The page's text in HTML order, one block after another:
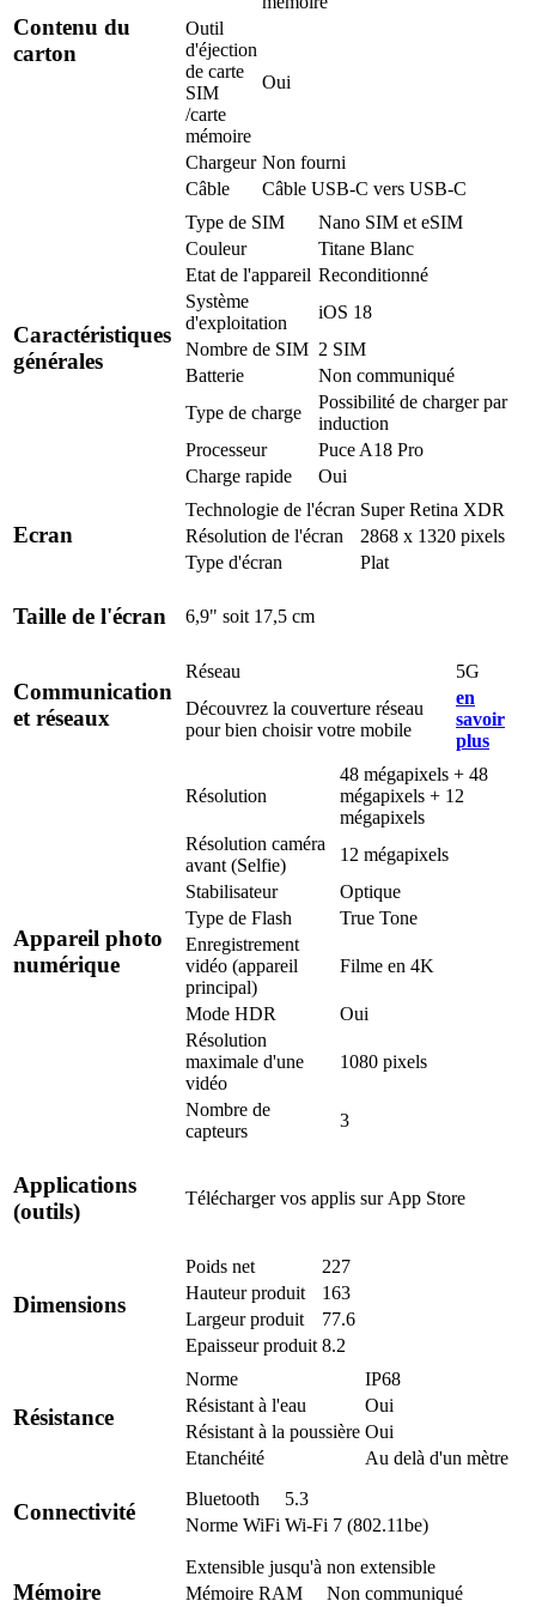
Contenu du
carton
Outil
d'éjection
de carte
SIM
/carte
mémoire
Oui
Chargeur Non fourni
Câble
Câble USB-C vers USB-C
Caractéristiques
générales
Type de SIM
Nano SIM et eSIM
Couleur
Titane Blanc
Etat de l'appareil Reconditionné
Système
d'exploitation
iOS 18
Nombre de SIM 2 SIM
Batterie
Non communiqué
Type de charge
Possibilité de charger par
induction
Processeur
Puce A18 Pro
Charge rapide
Oui
Ecran
Technologie de l'écran Super Retina XDR
Résolution de l'écran
2868 x 1320 pixels
Type d'écran
Plat
Taille de l'écran 6,9" soit 17,5 cm
Communication
et réseaux
Réseau
5G
Découvrez la couverture réseau
pour bien choisir votre mobile
en
savoir
plus
Appareil photo
numérique
Résolution
48 mégapixels + 48
mégapixels + 12
mégapixels
Résolution caméra
avant (Selfie)
12 mégapixels
Stabilisateur
Optique
Type de Flash
True Tone
Enregistrement
vidéo (appareil
principal)
Filme en 4K
Mode HDR
Oui
Résolution
maximale d'une
vidéo
1080 pixels
Nombre de
capteurs
3
Applications
(outils)
Télécharger vos applis sur App Store
Dimensions
Poids net
227
Hauteur produit
163
Largeur produit
77.6
Epaisseur produit 8.2
Résistance
Norme
IP68
Résistant à l'eau
Oui
Résistant à la poussière Oui
Etanchéité
Au delà d'un mètre
Connectivité
Bluetooth
5.3
Norme WiFi Wi-Fi 7 (802.11be)
Mémoire
Extensible jusqu'à non extensible
Mémoire RAM
Non communiqué